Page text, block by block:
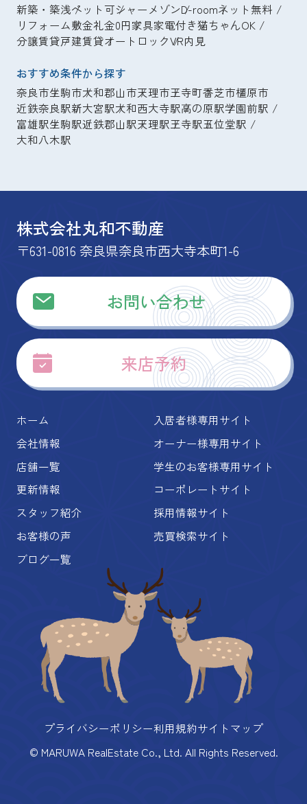
新築・築浅ペット可シャーメゾンD-roomネット無料
リフォーム敷金礼金0円家具家電付き猫ちゃんOK
分譲賃貸戸建賃貸オートロックVR内見
おすすめ条件から探す
奈良市生駒市大和郡山市天理市王寺町香芝市橿原市
近鉄奈良駅新大宮駅大和西大寺駅高の原駅学園前駅
富雄駅生駒駅近鉄郡山駅天理駅王寺駅五位堂駅
大和八木駅
株式会社丸和不動産
〒631-0816 奈良県奈良市西大寺本町1-6
お問い合わせ
来店予約
ホーム
会社情報
店舗一覧
更新情報
スタッフ紹介
お客様の声
ブログ一覧
入居者様専用サイト
オーナー様専用サイト
学生のお客様専用サイト
コーポレートサイト
採用情報サイト
売買検索サイト
プライバシーポリシー利用規約サイトマップ
© MARUWA RealEstate Co., Ltd. All Rights Reserved.